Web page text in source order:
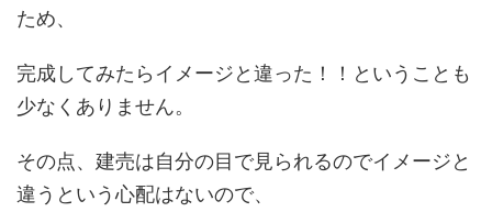
ため、
完成してみたらイメージと違った！！ということも
少なくありません。
その点、建売は自分の目で見られるのでイメージと
違うという心配はないので、